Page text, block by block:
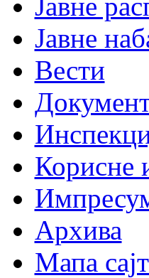
Јавне
Вести
Корисне
Архива
Мапа